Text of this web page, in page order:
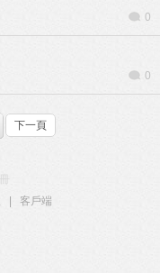
0
0
下一頁
客戶端